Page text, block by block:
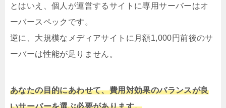
とはいえ、個人が運営するサイトに専用サーバーはオ
ーバースペックです。
逆に、大規模なメディアサイトに月額1,000円前後のサ
ーバーは性能が足りません。
あなたの目的にあわせて、費用対効果のバランスが良